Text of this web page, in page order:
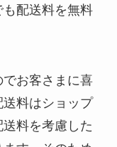
配送料を無料
お客さまに喜
料はショップ
料を考慮した